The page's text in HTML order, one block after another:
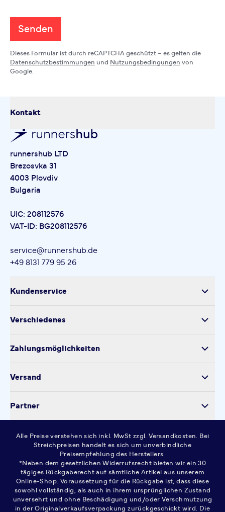
Senden
Dieses Formular ist durch reCAPTCHA geschützt – es gelten die
Datenschutzbestimmungen und Nutzungsbedingungen von
Google.
Kontakt
runnershub LTD
Brezosvka 31
4003 Plovdiv
Bulgaria
UIC: 208112576
VAT-ID: BG208112576
service@runnershub.de
+49 8131 779 95 26
Kundenservice
Produktsicherheit
Kontakt
Verschiedenes
Datenschutz
Widerrufsrecht
AGB
FAQ
Zahlungsmöglichkeiten
Versand
Partner
Alle Preise verstehen sich inkl. MwSt zzgl. Versandkosten. Bei
Streichpreisen handelt es sich um unverbindliche
Preisempfehlung des Herstellers.
*Neben dem gesetzlichen Widerrufsrecht bieten wir ein 30
tägiges Rückgaberecht auf sämtliche Artikel aus unserem
Online-Shop. Voraussetzung für die Rückgabe ist, dass diese
sowohl vollständig, als auch in ihrem ursprünglichen Zustand
unversehrt und ohne Beschädigung und/oder Verschmutzung
in der Originalverkaufsverpackung zurückgeschickt wird. Die